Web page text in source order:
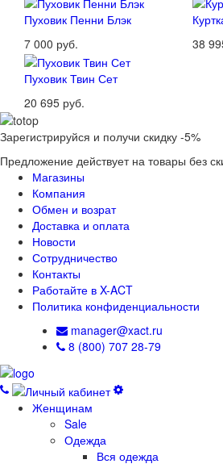
Пуховик Пенни Блэк
7 000 руб.
38
Пуховик Твин Сет
20 695 руб.
Зарегистрируйся и получи скидку -5%
Предложение действует на товары без
Магазины
Компания
Обмен и возрат
Доставка и оплата
Новости
Сотрудничество
Контакты
Работайте в X-ACT
Политика конфиденциальности
manager@xact.ru
8 (800) 707 28-79
Женщинам
Sale
Одежда
Вся одежда